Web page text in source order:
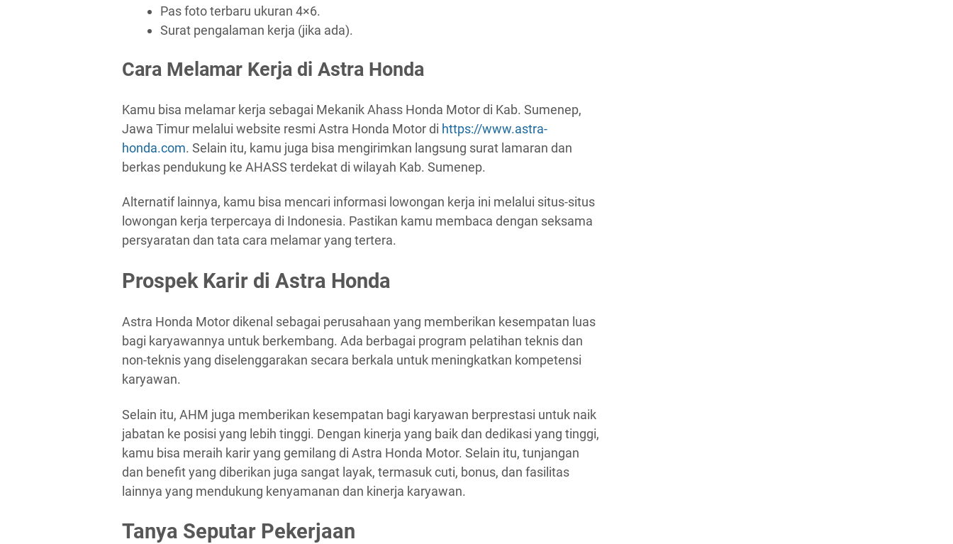
Pas foto terbaru ukuran 4×6.
Surat pengalaman kerja (jika ada).
Cara Melamar Kerja di Astra Honda
Kamu bisa melamar kerja sebagai Mekanik Ahass Honda Motor di Kab. Sumenep,
Jawa Timur melalui website resmi Astra Honda Motor di https://www.astra-
honda.com. Selain itu, kamu juga bisa mengirimkan langsung surat lamaran dan
berkas pendukung ke AHASS terdekat di wilayah Kab. Sumenep.
Alternatif lainnya, kamu bisa mencari informasi lowongan kerja ini melalui situs-situs
lowongan kerja terpercaya di Indonesia. Pastikan kamu membaca dengan seksama
persyaratan dan tata cara melamar yang tertera.
Prospek Karir di Astra Honda
Astra Honda Motor dikenal sebagai perusahaan yang memberikan kesempatan luas
bagi karyawannya untuk berkembang. Ada berbagai program pelatihan teknis dan
non-teknis yang diselenggarakan secara berkala untuk meningkatkan kompetensi
karyawan.
Selain itu, AHM juga memberikan kesempatan bagi karyawan berprestasi untuk naik
jabatan ke posisi yang lebih tinggi. Dengan kinerja yang baik dan dedikasi yang tinggi,
kamu bisa meraih karir yang gemilang di Astra Honda Motor. Selain itu, tunjangan
dan benefit yang diberikan juga sangat layak, termasuk cuti, bonus, dan fasilitas
lainnya yang mendukung kenyamanan dan kinerja karyawan.
Tanya Seputar Pekerjaan